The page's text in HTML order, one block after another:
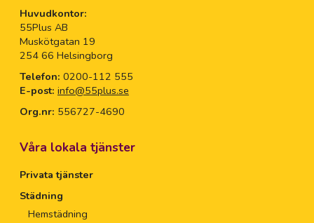
Huvudkontor:
55Plus AB
Muskötgatan 19
254 66 Helsingborg
Telefon: 0200-112 555
E-post: info@55plus.se
Org.nr: 556727-4690
Våra lokala tjänster
Privata tjänster
Städning
Hemstädning